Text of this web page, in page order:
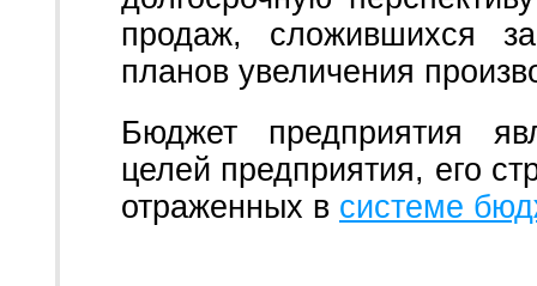
продаж, сложившихся
планов увеличения
Бюджет предприятия
целей предприятия, его
отраженных в системе